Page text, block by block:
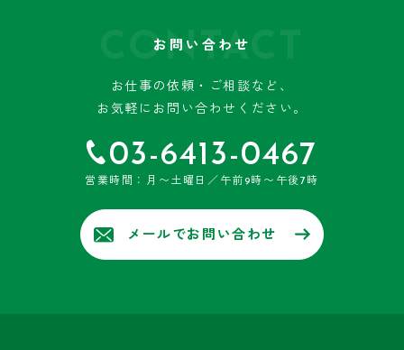
CONTACT
お問い合わせ
お仕事の依頼・ご相談など、
お気軽にお問い合わせください。
03-6413-0467
営業時間：月〜土曜日／午前9時〜午後7時
メールでお問い合わせ